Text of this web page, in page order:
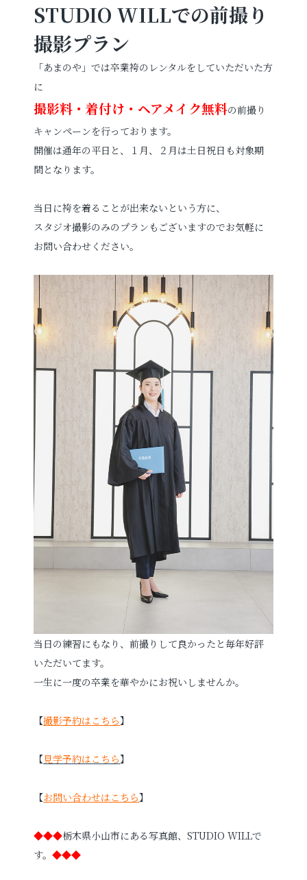
STUDIO WILLでの前撮り
撮影プラン
「あまのや」では卒業袴のレンタルをしていただいた方
に
撮影料・着付け・ヘアメイク無料の前撮り
キャンペーンを行っております。
開催は通年の平日と、１月、２月は土日祝日も対象期
間となります。
当日に袴を着ることが出来ないという方に、
スタジオ撮影のみのプランもございますのでお気軽に
お問い合わせください。
当日の練習にもなり、前撮りして良かったと毎年好評
いただいてます。
一生に一度の卒業を華やかにお祝いしませんか。
【撮影予約はこちら】
【見学予約はこちら】
【お問い合わせはこちら】
◆◆◆栃木県小山市にある写真館、STUDIO WILLで
す。◆◆◆